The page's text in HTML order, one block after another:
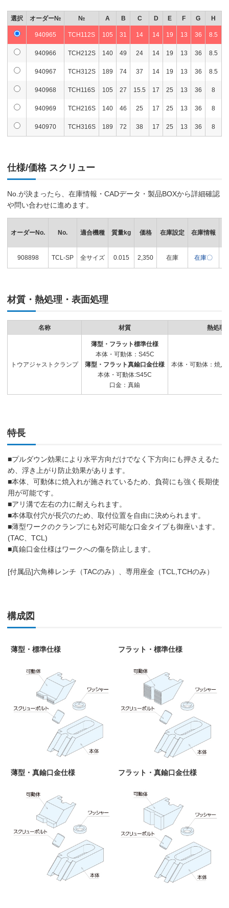
選択 オーダー№ № A B C D E F G H
940965 TCH112S 105 31 14 14 19 13 36 8.5
940966 TCH212S 140 49 24 14 19 13 36 8.5
940967 TCH312S 189 74 37 14 19 13 36 8.5
940968 TCH116S 105 27 15.5 17 25 13 36 8
940969 TCH216S 140 46 25 17 25 13 36 8
940970 TCH316S 189 72 38 17 25 13 36 8
仕様/価格 スクリュー
No.が決まったら、在庫情報・CADデータ・製品BOXから詳細確認
や問い合わせに進めます。
オーダーNo. No. 適合機種 質量kg 価格 在庫設定 在庫情報
908898 TCL-SP 全サイズ 0.015 2,350 在庫 在庫〇
材質・熱処理・表面処理
名称 材質 熱処理
トウアジャストクランプ
薄型・フラット標準仕様
本体・可動体：S45C
薄型・フラット真鍮口金仕様
本体・可動体:S45C
口金：真鍮
本体・可動体：焼入
特長
■プルダウン効果により水平方向だけでなく下方向にも押さえるた
め、浮き上がり防止効果があります。
■本体、可動体に焼入れが施されているため、負荷にも強く長期使
用が可能です。
■アリ溝で左右の力に耐えられます。
■本体取付穴が長穴のため、取付位置を自由に決められます。
■薄型ワークのクランプにも対応可能な口金タイプも御座います。
(TAC、TCL)
■真鍮口金仕様はワークへの傷を防止します。
[付属品]六角棒レンチ（TACのみ）、専用座金（TCL,TCHのみ）
構成図
薄型・標準仕様 フラット・標準仕様
薄型・真鍮口金仕様 フラット・真鍮口金仕様